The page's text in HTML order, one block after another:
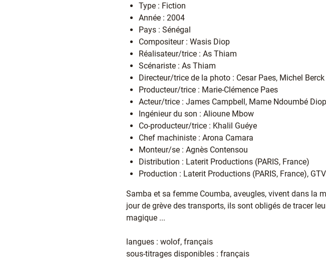
Type : Fiction
Année : 2004
Pays : Sénégal
Compositeur : Wasis Diop
Réalisateur/trice : As Thiam
Scénariste : As Thiam
Directeur/trice de la photo : Cesar Paes, Michel Berck
Producteur/trice : Marie-Clémence Paes
Acteur/trice : James Campbell, Mame Ndoumbé Diop
Ingénieur du son : Alioune Mbow
Co-producteur/trice : Khalil Guéye
Chef machiniste : Arona Camara
Monteur/se : Agnès Contensou
Distribution : Laterit Productions (PARIS, France)
Production : Laterit Productions (PARIS, France),
Samba et sa femme Coumba, aveu­gles, vivent dans la
jour de grève des trans­ports, ils sont obli­gés de tracer
magi­que ...
langues : wolof, français
sous-titrages disponibles : français